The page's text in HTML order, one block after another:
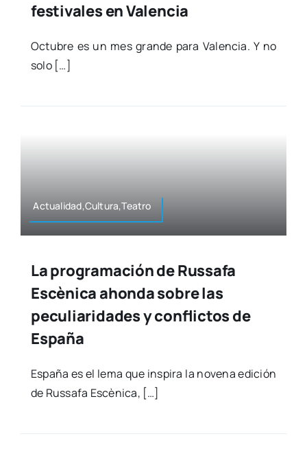
festivales en Valencia
Octu­bre es un mes gran­de para Valen­cia. Y no
solo […]
Actualidad,Cultura,Teatro
La programación de Russafa
Escènica ahonda sobre las
peculiaridades y conflictos de
España
Espa­ña es el lema que ins­pi­ra la nove­na edi­ción
de Rus­sa­fa Escè­ni­ca, […]